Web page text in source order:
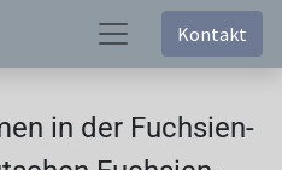
Kontakt
in der Fuchsien-